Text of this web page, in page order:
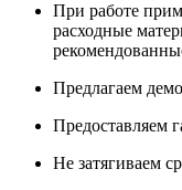
При работе
расходные
Предлагаем
Предоставляем
Не затягиваем